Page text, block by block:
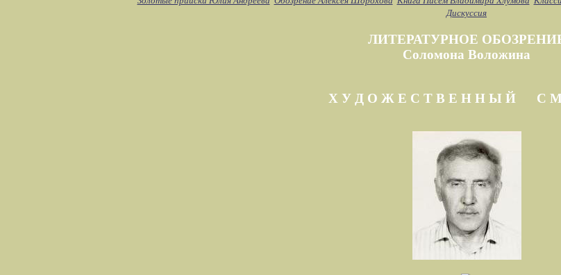
Дискуссия
ЛИТЕРАТУРНОЕ
Соломона Воложина
Х У Д О Ж Е С Т В Е Н Н Ы Й С